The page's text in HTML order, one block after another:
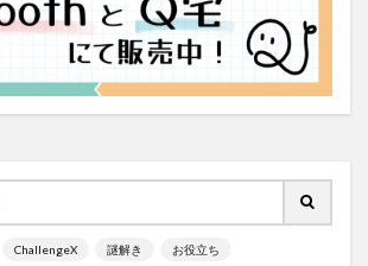
ChallengeX 謎解き お役立ち